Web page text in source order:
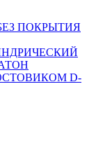
ПОКРЫТИЯ
D-